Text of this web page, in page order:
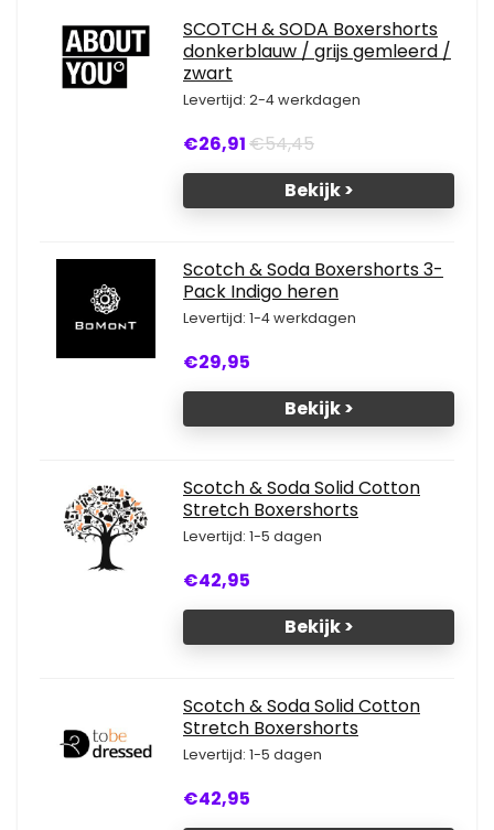
SCOTCH & SODA Boxershorts
donkerblauw / grijs gemleerd /
zwart
Levertijd: 2-4 werkdagen
€26,91€54,45
Bekijk >
Scotch & Soda Boxershorts 3-
Pack Indigo heren
Levertijd: 1-4 werkdagen
€29,95
Bekijk >
Scotch & Soda Solid Cotton
Stretch Boxershorts
Levertijd: 1-5 dagen
€42,95
Bekijk >
Scotch & Soda Solid Cotton
Stretch Boxershorts
Levertijd: 1-5 dagen
€42,95